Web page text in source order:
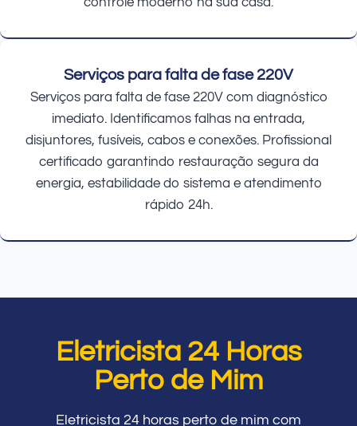
Serviços para falta de fase 220V
Serviços para falta de fase 220V com diagnóstico
imediato. Identificamos falhas na entrada,
disjuntores, fusíveis, cabos e conexões. Profissional
certificado garantindo restauração segura da
energia, estabilidade do sistema e atendimento
rápido 24h.
Eletricista 24 Horas
Perto de Mim
Eletricista 24 horas perto de mim com